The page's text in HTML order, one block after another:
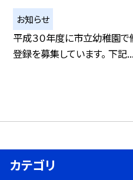
お知らせ
平成３０年度に市立幼稚園
登録を募集しています。 下記...
カテゴリ